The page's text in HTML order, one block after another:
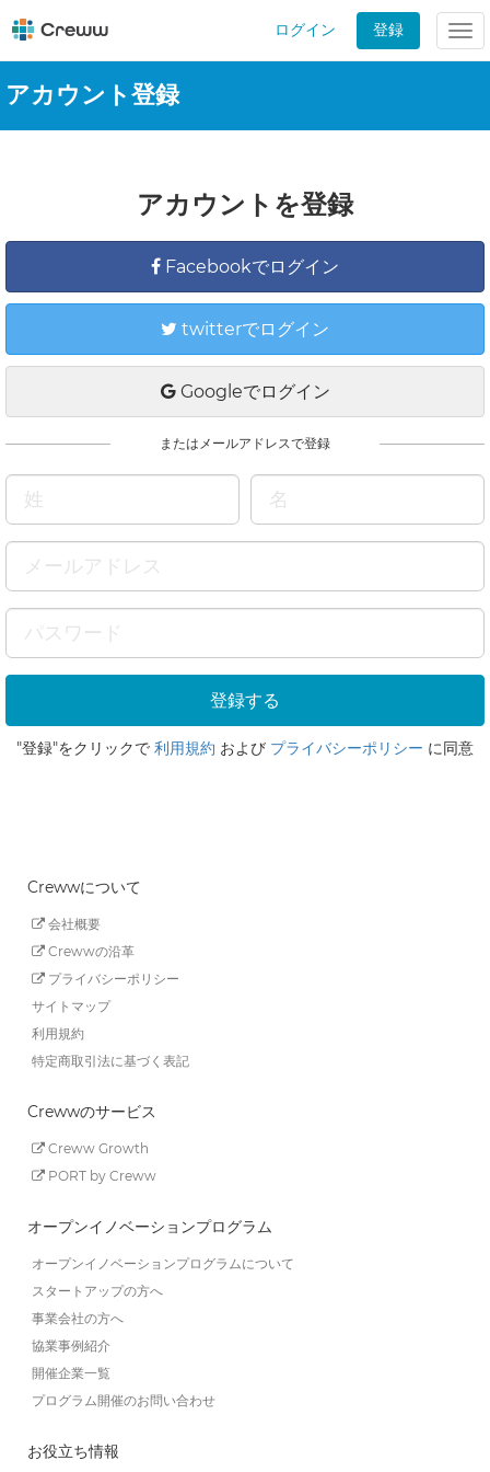
ログイン 登録
アカウント登録
アカウントを登録
Facebookでログイン
twitterでログイン
Googleでログイン
またはメールアドレスで登録
"登録"をクリックで 利用規約 および プライバシーポリシー に同意
Crewwについて
会社概要
Crewwの沿革
プライバシーポリシー
サイトマップ
利用規約
特定商取引法に基づく表記
Crewwのサービス
Creww Growth
PORT by Creww
オープンイノベーションプログラム
オープンイノベーションプログラムについて
スタートアップの方へ
事業会社の方へ
協業事例紹介
開催企業一覧
プログラム開催のお問い合わせ
お役立ち情報